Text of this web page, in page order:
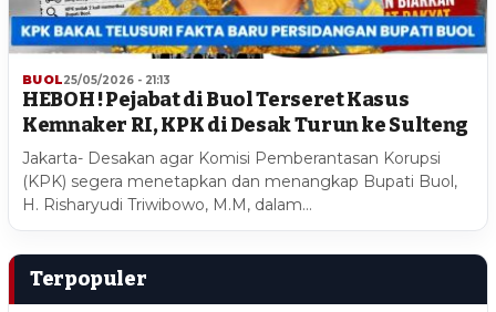
BUOL25/05/2026 - 21:13
HEBOH ! Pejabat di Buol Terseret Kasus
Kemnaker RI, KPK di Desak Turun ke Sulteng
Jakarta- Desakan agar Komisi Pemberantasan Korupsi
(KPK) segera menetapkan dan menangkap Bupati Buol,
H. Risharyudi Triwibowo, M.M, dalam…
Terpopuler